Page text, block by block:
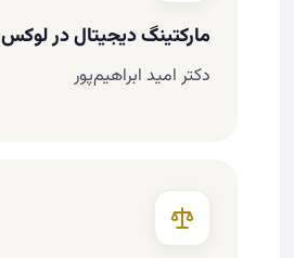
هنر گفتن «ظرفیت محدود»
ببینند
مارکتینگ دیجیتال در لوکس
دکتر امید ابراهیم‌پور
Pinterest)